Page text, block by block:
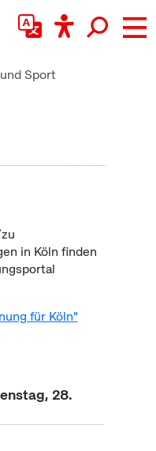
Sport
in Köln finden
für Köln"
28.